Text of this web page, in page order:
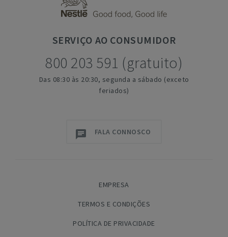
SERVIÇO AO CONSUMIDOR
800 203 591 (gratuito)
Das 08:30 às 20:30, segunda a sábado (exceto
feriados)
FALA CONNOSCO
EMPRESA
TERMOS E CONDIÇÕES
POLÍTICA DE PRIVACIDADE